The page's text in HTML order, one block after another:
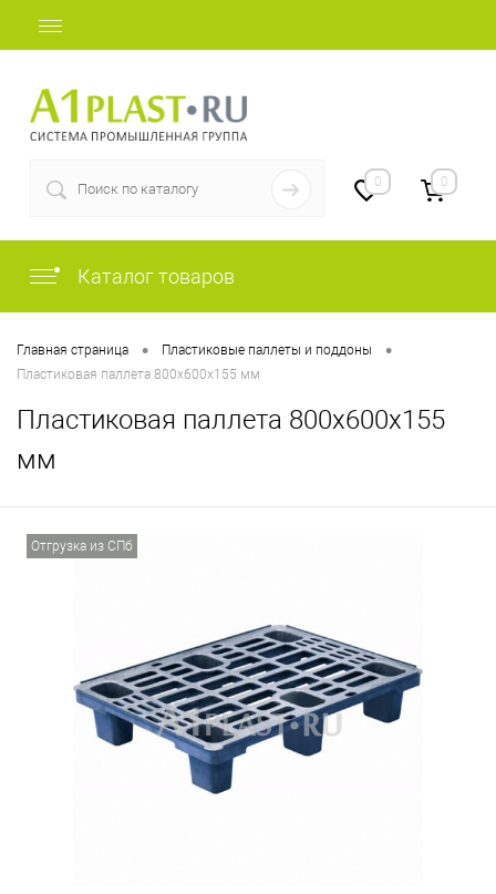
0 0
Каталог товаров
Главная страница • Пластиковые паллеты и поддоны •
Пластиковая паллета 800х600х155 мм
Пластиковая паллета 800х600х155
мм
Отгрузка из СПб